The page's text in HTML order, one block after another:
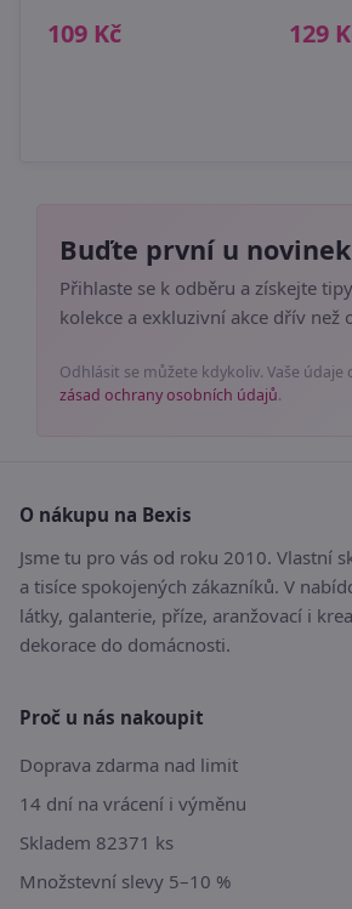
109 Kč 129
Buďte první u
Přihlaste se k odběru a získejte
kolekce a exkluzivní akce dřív než
Odhlásit se můžete kdykoliv. Vaše údaje
zásad ochrany osobních údajů.
O nákupu na Bexis
Jsme tu pro vás od roku 2010. Vlastní
a tisíce spokojených zákazníků. V
látky, galanterie, příze, aranžovací i
dekorace do domácnosti.
Proč u nás nakoupit
Doprava zdarma nad limit
14 dní na vrácení i výměnu
Skladem 82371 ks
Množstevní slevy 5–10 %